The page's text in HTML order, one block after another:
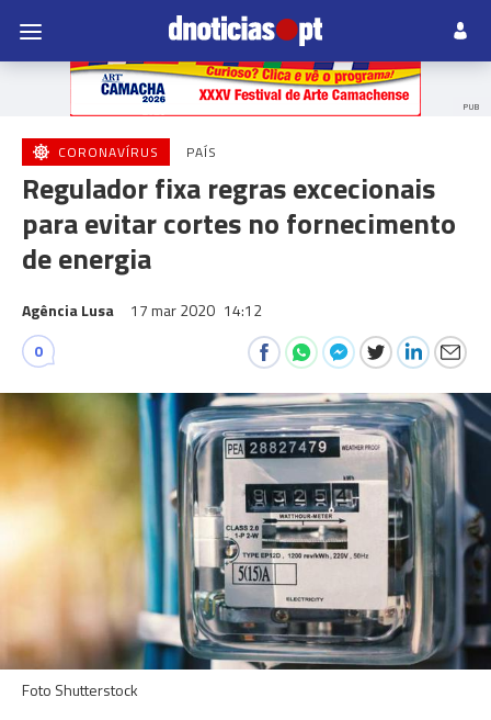
PUB
CORONAVÍRUS PAÍS
Regulador fixa regras excecionais
para evitar cortes no fornecimento
de energia
Agência Lusa 17 mar 2020 14:12
0
Foto Shutterstock